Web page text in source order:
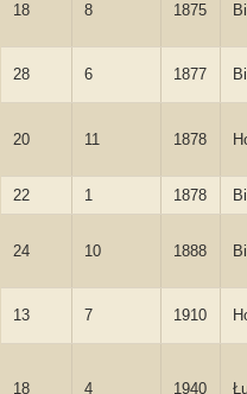
18 8 1875
28 6 1877
20 11 1878
22 1 1878
24 10 1888
13 7 1910
18 4 1940